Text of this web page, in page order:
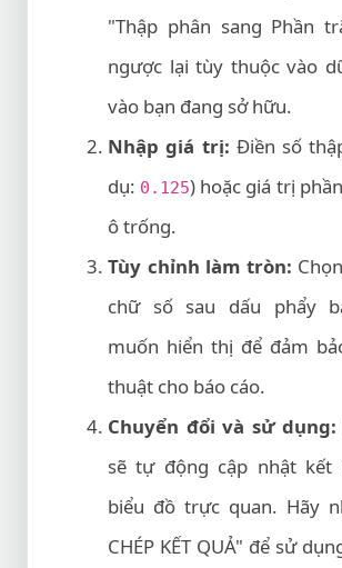
"Thập phân sang Phần
ngược lại tùy thuộc vào
vào bạn đang sở hữu.
Nhập giá trị: Điền số
dụ: 0.125) hoặc giá trị
ô trống.
Tùy chỉnh làm tròn:
chữ số sau dấu phẩy
muốn hiển thị để đảm
thuật cho báo cáo.
Chuyển đổi và sử dụng:
sẽ tự động cập nhật kết
biểu đồ trực quan. Hãy
CHÉP KẾT QUẢ" để sử